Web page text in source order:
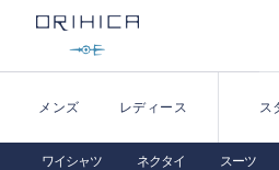
メンズ レディース ス
ワイシャツ ネクタイ スーツ